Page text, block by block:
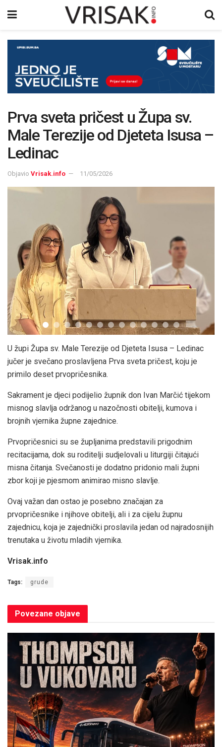
Prva sveta pričest u Župa sv.
Male Terezije od Djeteta Isusa –
Ledinac
Objavio Vrisak.info 11/05/2026
U župi Župa sv. Male Terezije od Djeteta Isusa – Ledinac
jučer je svečano proslavljena Prva sveta pričest, koju je
primilo deset prvopričesnika.
Sakrament je djeci podijelio župnik don Ivan Marčić tijekom
misnog slavlja održanog u nazočnosti obitelji, kumova i
brojnih vjernika župne zajednice.
Prvopričesnici su se župljanima predstavili prigodnim
recitacijama, dok su roditelji sudjelovali u liturgiji čitajući
misna čitanja. Svečanosti je dodatno pridonio mali župni
zbor koji je pjesmom animirao misno slavlje.
Ovaj važan dan ostao je posebno značajan za
prvopričesnike i njihove obitelji, ali i za cijelu župnu
zajednicu, koja je zajednički proslavila jedan od najradosnijih
trenutaka u životu mladih vjernika.
Vrisak.info
Tags: grude
Povezane objave